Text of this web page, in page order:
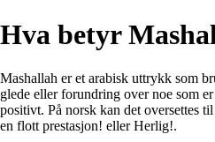
Hva betyr
Mashallah er et arabisk uttrykk som
glede eller forundring over noe som
positivt. På norsk kan det oversettes
en flott prestasjon! eller Herlig!.